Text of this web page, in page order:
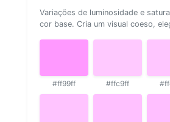
Variações de luminosidade e
cor base. Cria um visual coeso,
#ff99ff #ffc9ff